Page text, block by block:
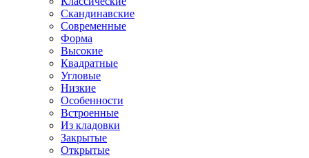
Скандинавские
Современные
Форма
Высокие
Квадратные
Угловые
Низкие
Особенности
Встроенные
Из кладовки
Закрытые
Открытые